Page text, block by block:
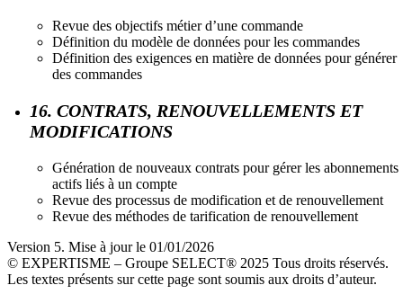
Revue des objectifs métier d’une commande
Définition du modèle de données pour les commandes
Définition des exigences en matière de données pour générer
des commandes
16. CONTRATS, RENOUVELLEMENTS ET
MODIFICATIONS
Génération de nouveaux contrats pour gérer les abonnements
actifs liés à un compte
Revue des processus de modification et de renouvellement
Revue des méthodes de tarification de renouvellement
Version 5. Mise à jour le 01/01/2026
© EXPERTISME – Groupe SELECT® 2025 Tous droits réservés.
Les textes présents sur cette page sont soumis aux droits d’auteur.